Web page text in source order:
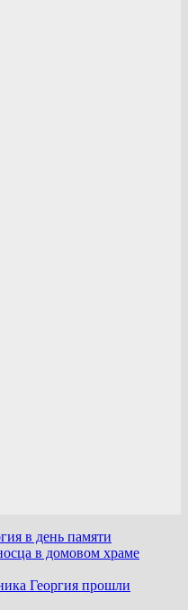
в день памяти
в домовом храме
Георгия прошли